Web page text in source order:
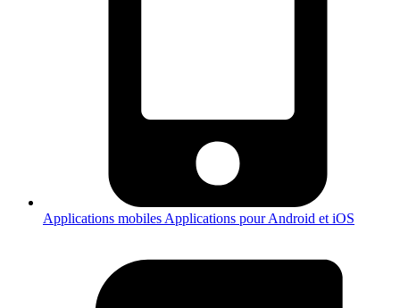
Applications mobiles Applications pour Android et iOS